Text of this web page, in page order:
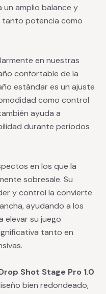
un amplio balance y
tanto potencia como
en nuestras
confortable de la
estándar es un ajuste
como control
ayuda a
durante periodos
en los que la
sobresale. Su
y control la convierte
ayudando a los
elevar su juego
tanto en
Shot Stage Pro 1.0
bien redondeado,